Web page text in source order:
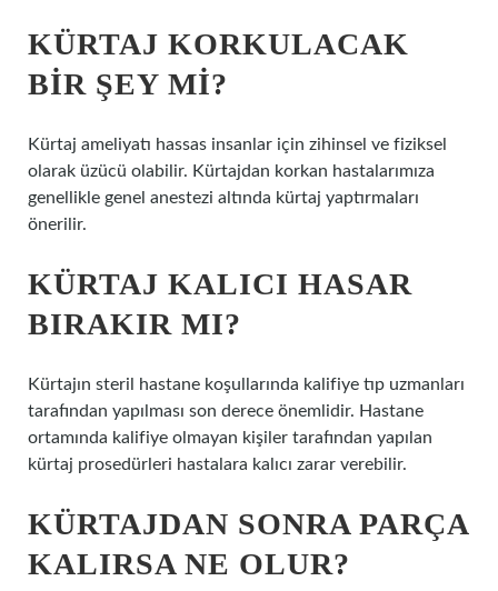
KÜRTAJ KORKULACAK
BIR ŞEY MI?
Kürtaj ameliyatı hassas insanlar için zihinsel ve fiziksel
olarak üzücü olabilir. Kürtajdan korkan hastalarımıza
genellikle genel anestezi altında kürtaj yaptırmaları
önerilir.
KÜRTAJ KALICI HASAR
BIRAKIR MI?
Kürtajın steril hastane koşullarında kalifiye tıp uzmanları
tarafından yapılması son derece önemlidir. Hastane
ortamında kalifiye olmayan kişiler tarafından yapılan
kürtaj prosedürleri hastalara kalıcı zarar verebilir.
KÜRTAJDAN SONRA PARÇA
KALIRSA NE OLUR?